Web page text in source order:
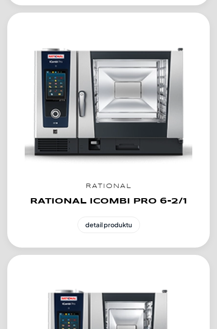
RATIONAL
RATIONAL ICOMBI PRO 6-2/1
detail produktu